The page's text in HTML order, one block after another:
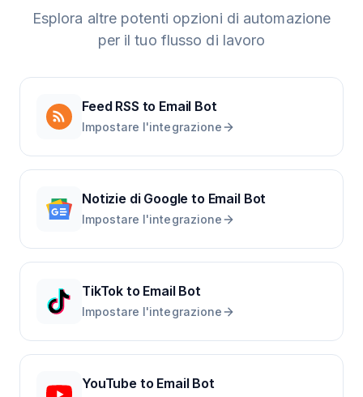
Esplora altre potenti opzioni di automazione
per il tuo flusso di lavoro
Feed RSS to Email Bot
Impostare l'integrazione
Notizie di Google to Email Bot
Impostare l'integrazione
TikTok to Email Bot
Impostare l'integrazione
YouTubeto Email Bot